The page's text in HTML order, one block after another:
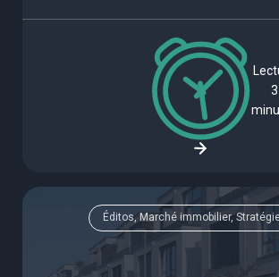
3
Éditos, Marché immobilier,